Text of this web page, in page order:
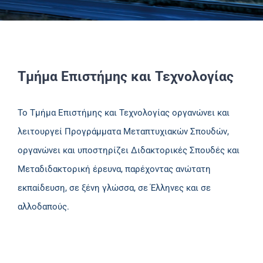
Τμήμα Επιστήμης και Τεχνολογίας
Το Τμήμα Επιστήμης και Τεχνολογίας οργανώνει και
λειτουργεί Προγράμματα Μεταπτυχιακών Σπουδών,
οργανώνει και υποστηρίζει Διδακτορικές Σπουδές και
Μεταδιδακτορική έρευνα, παρέχοντας ανώτατη
εκπαίδευση, σε ξένη γλώσσα, σε Έλληνες και σε
αλλοδαπούς.